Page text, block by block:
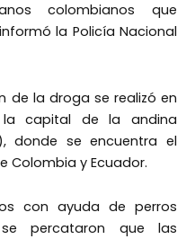
colombianos que
la Policía Nacional
de la droga se realizó en
capital de la andina
donde se encuentra el
Colombia y Ecuador.
con ayuda de perros
percataron que las